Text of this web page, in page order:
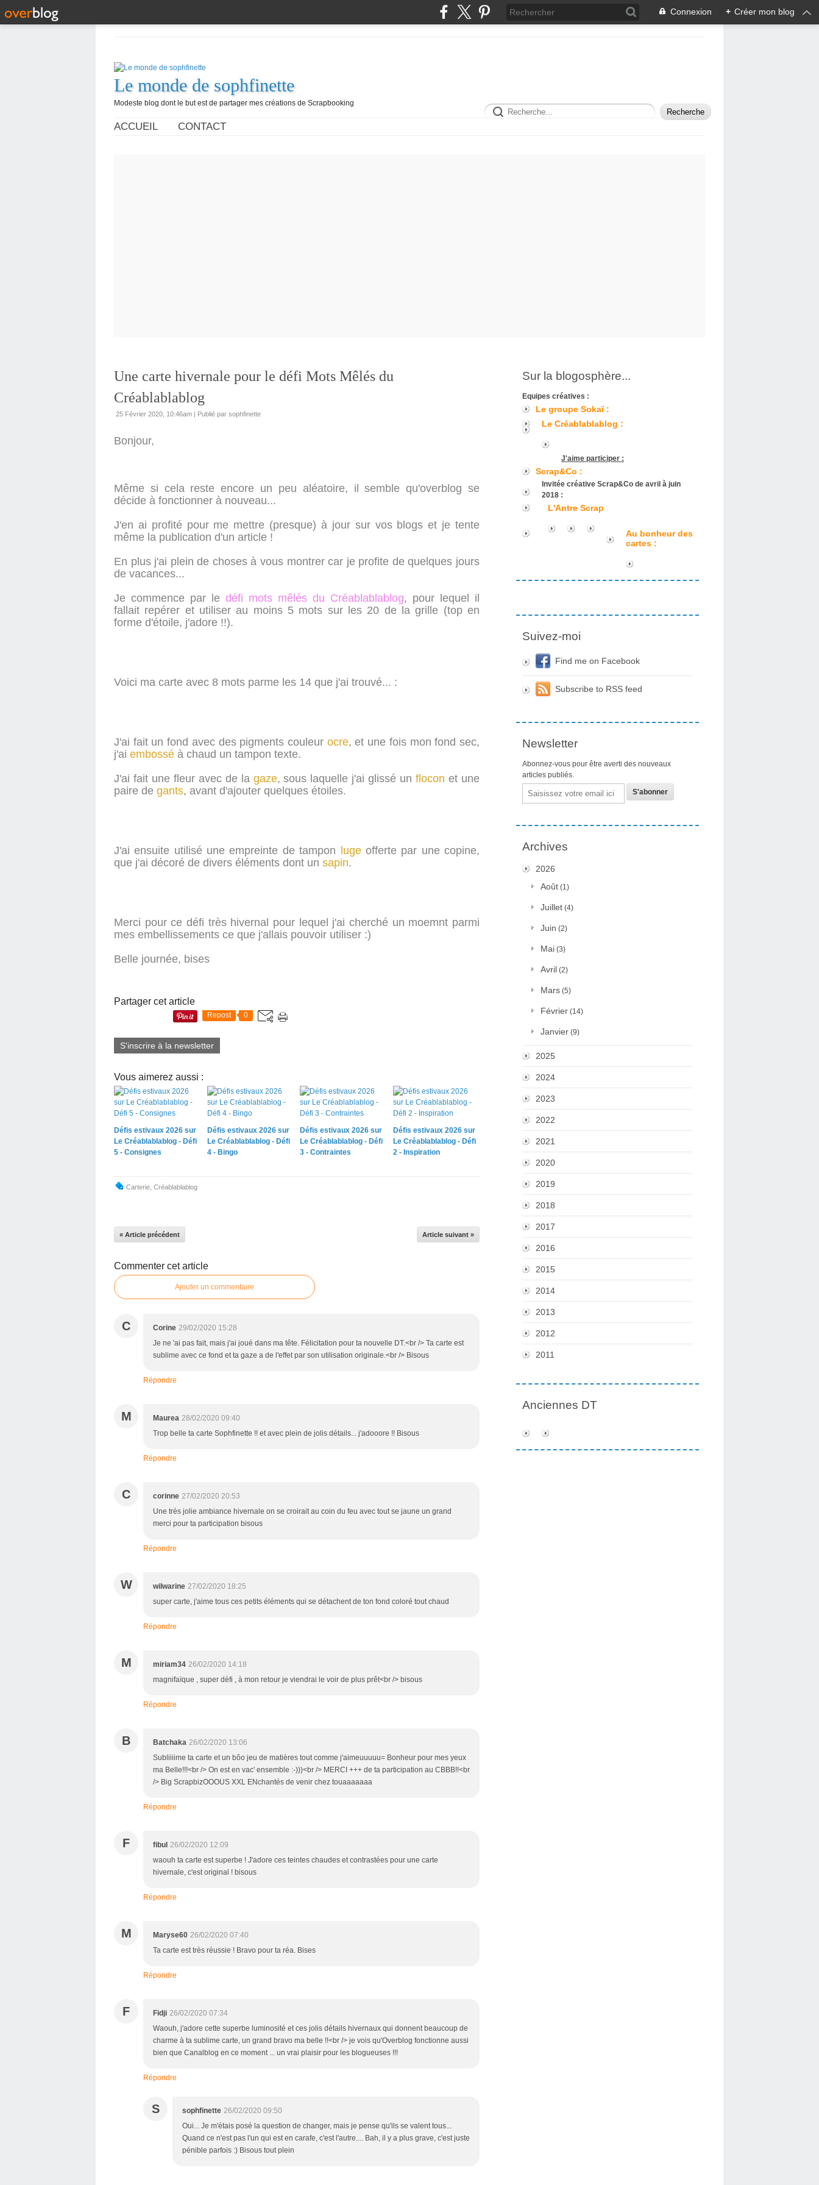
Connexion + Créer mon blog
Le monde de sophfinette
Modeste blog dont le but est de partager mes créations de Scrapbooking
ACCUEIL CONTACT
Une carte hivernale pour le défi Mots Mêlés du
Créablablablog
25 Février 2020, 10:46am | Publié par sophfinette
Bonjour,
Même si cela reste encore un peu aléatoire, il semble qu'overblog se
décide à fonctionner à nouveau...
J'en ai profité pour me mettre (presque) à jour sur vos blogs et je tente
même la publication d'un article !
En plus j'ai plein de choses à vous montrer car je profite de quelques jours
de vacances...
Je commence par le défi mots mêlés du Créablablablog, pour lequel il
fallait repérer et utiliser au moins 5 mots sur les 20 de la grille (top en
forme d'étoile, j'adore !!).
Voici ma carte avec 8 mots parme les 14 que j'ai trouvé... :
J'ai fait un fond avec des pigments couleur ocre, et une fois mon fond sec,
j'ai embossé à chaud un tampon texte.
J'ai fait une fleur avec de la gaze, sous laquelle j'ai glissé unfloconet une
paire de gants, avant d'ajouter quelques étoiles.
J'ai ensuite utilisé une empreinte de tampon luge offerte par une copine,
que j'ai décoré de divers éléments dont un sapin.
Merci pour ce défi très hivernal pour lequel j'ai cherché un moemnt parmi
mes embellissements ce que j'allais pouvoir utiliser :)
Belle journée, bises
Partager cet article
Repost 0
S'inscrire à la newsletter
Vous aimerez aussi :
Défis estivaux 2026 sur
Le Créablablablog - Défi
5 - Consignes
Défis estivaux 2026 sur
Le Créablablablog - Défi
4 - Bingo
Défis estivaux 2026 sur
Le Créablablablog - Défi
3 - Contraintes
Défis estivaux 2026 sur
Le Créablablablog - Défi
2 - Inspiration
Carterie Créablablablog
« Article précédent Article suivant »
Commenter cet article
Ajouter un commentaire
C Corine 29/02/2020 15:28
Je ne 'ai pas fait, mais j'ai joué dans ma tête. Félicitation pour ta nouvelle DT.<br /> Ta carte est
sublime avec ce fond et ta gaze a de l'effet par son utilisation originale.<br /> Bisous
Répondre
M Maurea 28/02/2020 09:40
Trop belle ta carte Sophfinette !! et avec plein de jolis détails... j'adooore !! Bisous
Répondre
C corinne 27/02/2020 20:53
Une très jolie ambiance hivernale on se croirait au coin du feu avec tout se jaune un grand
merci pour ta participation bisous
Répondre
W wilwarine 27/02/2020 18:25
super carte, j'aime tous ces petits éléments qui se détachent de ton fond coloré tout chaud
Répondre
M miriam34 26/02/2020 14:18
magnifaïque , super défi , à mon retour je viendrai le voir de plus prêt<br /> bisous
Répondre
B Batchaka 26/02/2020 13:06
Subliiiime ta carte et un bôo jeu de matières tout comme j'aimeuuuuu= Bonheur pour mes yeux
ma Belle!!!<br /> On est en vac' ensemble :-)))<br /> MERCI +++ de ta participation au CBBB!!<br
/> Big ScrapbizOOOUS XXL ENchantés de venir chez touaaaaaaa
Répondre
F fibul 26/02/2020 12:09
waouh ta carte est superbe ! J'adore ces teintes chaudes et contrastées pour une carte
hivernale, c'est original ! bisous
Répondre
M Maryse60 26/02/2020 07:40
Ta carte est très réussie ! Bravo pour ta réa. Bises
Répondre
F Fidji 26/02/2020 07:34
Waouh, j'adore cette superbe luminosité et ces jolis détails hivernaux qui donnent beaucoup de
charme à ta sublime carte, un grand bravo ma belle !!<br /> je vois qu'Overblog fonctionne aussi
bien que Canalblog en ce moment ... un vrai plaisir pour les blogueuses !!!
Répondre
S sophfinette 26/02/2020 09:50
Oui... Je m'étais posé la question de changer, mais je pense qu'ils se valent tous...
Quand ce n'est pas l'un qui est en carafe, c'est l'autre.... Bah, il y a plus grave, c'est juste
pénible parfois :) Bisous tout plein
Sur la blogosphère...
Equipes créatives :
Le groupe Sokaï :
Le Créablablablog :
J'aime participer :
Scrap&Co :
Invitée créative Scrap&Co de avril à juin
2018 :
L'Antre Scrap
Au bonheur des
cartes :
Suivez-moi
Find me on Facebook
Subscribe to RSS feed
Newsletter
Abonnez-vous pour être averti des nouveaux
articles publiés.
Email
Archives
2026
Août (1)
Juillet (4)
Juin (2)
Mai (3)
Avril (2)
Mars (5)
Février (14)
Janvier (9)
2025
2024
2023
2022
2021
2020
2019
2018
2017
2016
2015
2014
2013
2012
2011
Anciennes DT